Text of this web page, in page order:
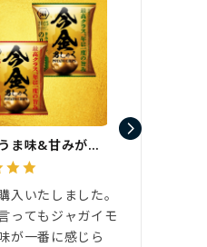
ま味&甘みが…
入いたしました。
ってもジャガイモ
が一番に感じら